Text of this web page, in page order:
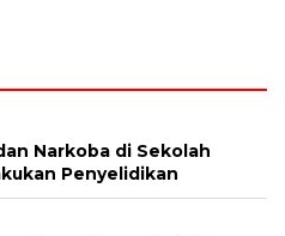
Narkoba di Sekolah
Penyelidikan